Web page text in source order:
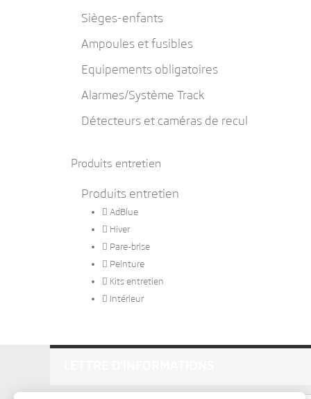
Sièges-enfants
Ampoules et fusibles
Equipements obligatoires
Alarmes/Système Track
Détecteurs et caméras de recul
Produits entretien
Produits entretien
 AdBlue
 Hiver
 Pare-brise
 Peinture
 Kits entretien
 Intérieur